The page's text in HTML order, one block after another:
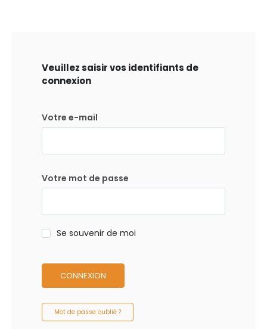
Veuillez saisir vos identifiants de
connexion
Votre e-mail
Votre mot de passe
Se souvenir de moi
CONNEXION
Mot de passe oublié ?